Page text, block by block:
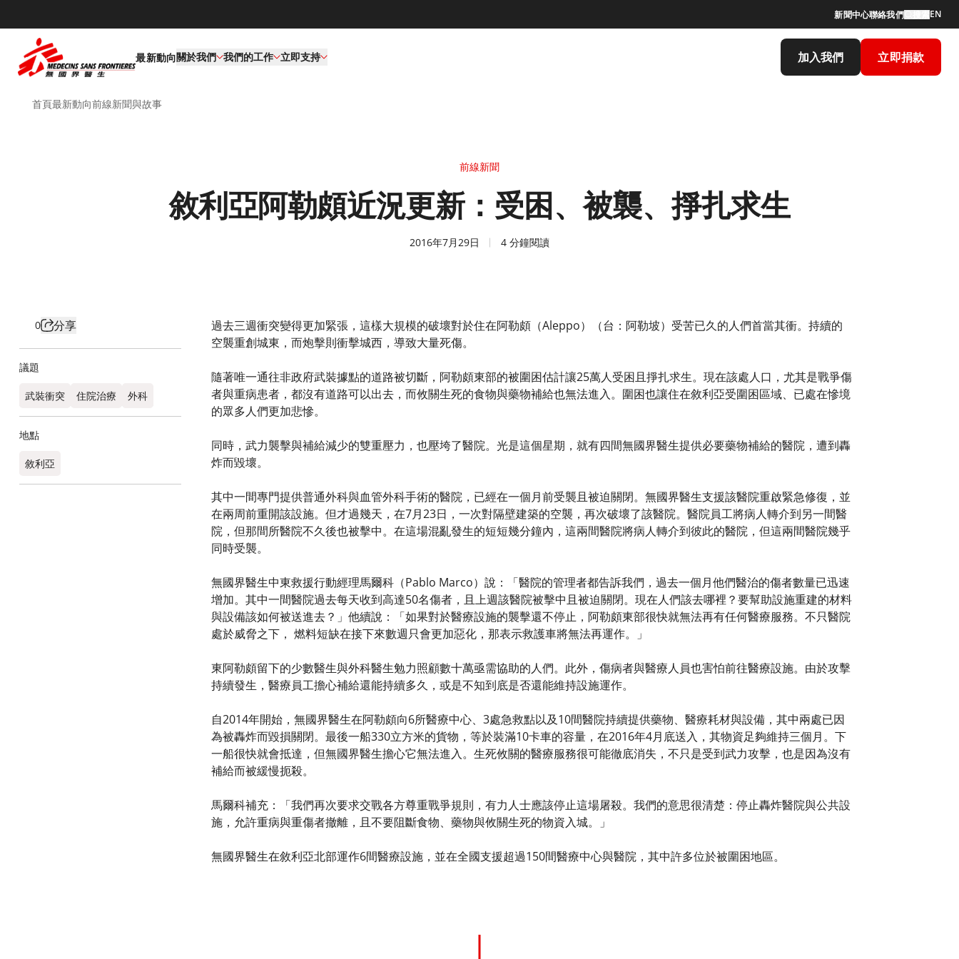
新聞中心聯絡我們 EN
最新動向關於我們 我們的工作​ 立即支持 加入我們 立即捐款
首頁最新動向前線新聞與故事
前線新聞
敘利亞阿勒頗近況更新：受困、被襲、掙扎求生
2016年7月29日 4 分鐘閱讀
0 分享
議題
武裝衝突 住院治療 外科
地點
敘利亞
過去三週衝突變得更加緊張，這樣大規模的破壞對於住在阿勒頗（Aleppo）（台：阿勒坡）受苦已久的人們首當其衝。持續的
空襲重創城東，而炮擊則衝擊城西，導致大量死傷。
隨著唯一通往非政府武裝據點的道路被切斷，阿勒頗東部的被圍困估計讓25萬人受困且掙扎求生。現在該處人口，尤其是戰爭傷
者與重病患者，都沒有道路可以出去，而攸關生死的食物與藥物補給也無法進入。圍困也讓住在敘利亞受圍困區域、已處在慘境
的眾多人們更加悲慘。
同時，武力襲擊與補給減少的雙重壓力，也壓垮了醫院。光是這個星期，就有四間無國界醫生提供必要藥物補給的醫院，遭到轟
炸而毀壞。
其中一間專門提供普通外科與血管外科手術的醫院，已經在一個月前受襲且被迫關閉。無國界醫生支援該醫院重啟緊急修復，並
在兩周前重開該設施。但才過幾天，在7月23日，一次對隔壁建築的空襲，再次破壞了該醫院。醫院員工將病人轉介到另一間醫
院，但那間所醫院不久後也被擊中。在這場混亂發生的短短幾分鐘內，這兩間醫院將病人轉介到彼此的醫院，但這兩間醫院幾乎
同時受襲。
無國界醫生中東救援行動經理馬爾科（Pablo Marco）說：「醫院的管理者都告訴我們，過去一個月他們醫治的傷者數量已迅速
增加。其中一間醫院過去每天收到高達50名傷者，且上週該醫院被擊中且被迫關閉。現在人們該去哪裡？要幫助設施重建的材料
與設備該如何被送進去？」他續說：「如果對於醫療設施的襲擊還不停止，阿勒頗東部很快就無法再有任何醫療服務。不只醫院
處於威脅之下， 燃料短缺在接下來數週只會更加惡化，那表示救護車將無法再運作。」
東阿勒頗留下的少數醫生與外科醫生勉力照顧數十萬亟需協助的人們。此外，傷病者與醫療人員也害怕前往醫療設施。由於攻擊
持續發生，醫療員工擔心補給還能持續多久，或是不知到底是否還能維持設施運作。
自2014年開始，無國界醫生在阿勒頗向6所醫療中心、3處急救點以及10間醫院持續提供藥物、醫療耗材與設備，其中兩處已因
為被轟炸而毀損關閉。最後一船330立方米的貨物，等於裝滿10卡車的容量，在2016年4月底送入，其物資足夠維持三個月。下
一船很快就會抵達，但無國界醫生擔心它無法進入。生死攸關的醫療服務很可能徹底消失，不只是受到武力攻擊，也是因為沒有
補給而被緩慢扼殺。
馬爾科補充：「我們再次要求交戰各方尊重戰爭規則，有力人士應該停止這場屠殺。我們的意思很清楚：停止轟炸醫院與公共設
施，允許重病與重傷者撤離，且不要阻斷食物、藥物與攸關生死的物資入城。」
無國界醫生在敘利亞北部運作6間醫療設施，並在全國支援超過150間醫療中心與醫院，其中許多位於被圍困地區。